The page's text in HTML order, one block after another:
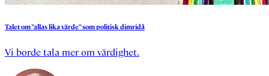
Taletom”allaslikavärde”sompolitiskdimridå
Vi borde tala mer om värdighet.